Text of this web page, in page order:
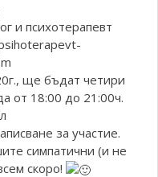
и психотерапевт
ще бъдат четири
от 18:00 до 21:00ч.
за участие.
симпатични (и не
скоро!